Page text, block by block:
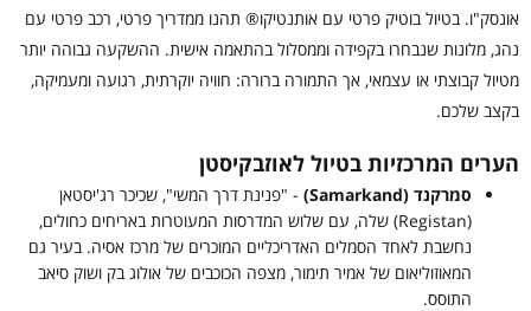
אונסק"ו. בטיול בוטיק פרטי עם אותנטיקו® תהנו ממדריך פרטי, רכב פרטי עם
נהג, מלונות שנבחרו בקפידה וממסלול בהתאמה אישית. ההשקעה גבוהה יותר
מטיול קבוצתי או עצמאי, אך התמורה ברורה: חוויה יוקרתית, רגועה ומעמיקה,
בקצב שלכם.
הערים המרכזיות בטיול לאוזבקיסטן
סמרקנד (Samarkand)
- "פנינת דרך המשי", שכיכר רג'יסטאן
(Registan) שלה, עם שלוש המדרסות המעוטרות באריחים כחולים,
נחשבת לאחד הסמלים האדריכליים המוכרים של מרכז אסיה. בעיר גם
המאוזוליאום של אמיר תימור, מצפה הכוכבים של אולוג בק ושוק סיאב
התוסס.